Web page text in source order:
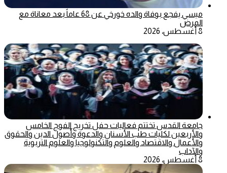
ميسي يفجع بوفاة والده خورخي عن 68 عاماً بعد معاناة مع
المرض
8 أغسطس، 2026
جامعة القدس تختتم فعاليات حفل تخريج الفوج الخامس
والأربعين لكليات طب الأسنان والدعوة وأصول الدين والحقوق
والأعمال والاقتصاد والعلوم والتكنولوجيا والعلوم التربوية
والآداب
8 أغسطس، 2026